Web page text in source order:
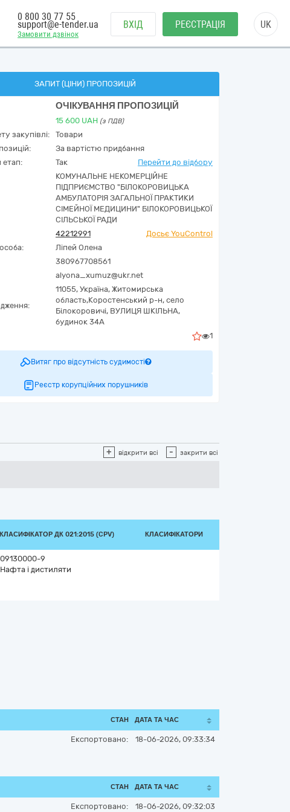
Замовити дзвінок
0 800 30 77 55
support@e-tender.ua ВХІД РЕЄСТРАЦІЯ UK
ЗАПИТ (ЦІНИ) ПРОПОЗИЦІЙ
ОЧІКУВАННЯ ПРОПОЗИЦІЙ
15 600 UAH (з ПДВ)
закупівлі:
Товари
За вартістю придбання
етап:
Так Перейти до відбору
КОМУНАЛЬНЕ НЕКОМЕРЦІЙНЕ
ПІДПРИЄМСТВО "БІЛОКОРОВИЦЬКА
АМБУЛАТОРІЯ ЗАГАЛЬНОЇ ПРАКТИКИ
СІМЕЙНОЇ МЕДИЦИНИ" БІЛОКОРОВИЦЬКОЇ
СІЛЬСЬКОЇ РАДИ
42212991
Досьє YouControl
Ліпей Олена
380967708561
alyona_xumuz@ukr.net
11055, Україна, Житомирська
область,Коростенський р-н, село
Білокоровичі, ВУЛИЦЯ ШКІЛЬНА,
будинок 34А
1
Витяг про відсутність судимості
Реєстр корупційних порушників
+ відкрити всі - закрити всі
КЛАСИФІКАТОР ДК 021:2015 (CPV) КЛАСИФІКАТОРИ
09130000-9
Нафта і дистиляти
СТАН ДАТА ТА ЧАС
Експортовано: 18-06-2026, 09:33:34
СТАН ДАТА ТА ЧАС
Експортовано: 18-06-2026, 09:32:03